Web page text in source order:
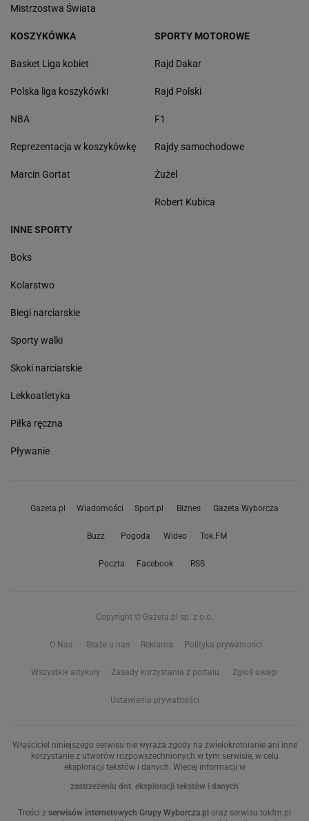
Mistrzostwa Świata
KOSZYKÓWKA
Basket Liga kobiet
Polska liga koszykówki
NBA
Reprezentacja w koszykówkę
Marcin Gortat
SPORTY MOTOROWE
Rajd Dakar
Rajd Polski
F1
Rajdy samochodowe
Żużel
Robert Kubica
INNE SPORTY
Boks
Kolarstwo
Biegi narciarskie
Sporty walki
Skoki narciarskie
Lekkoatletyka
Piłka ręczna
Pływanie
Gazeta.pl Wiadomości Sport.pl Biznes Gazeta Wyborcza
Buzz Pogoda Wideo Tok.FM
Poczta Facebook RSS
Copyright © Gazeta.pl sp. z o.o.
O Nas Staże u nas Reklama Polityka prywatności
Wszystkie artykuły Zasady korzystania z portalu Zgłoś uwagi
Ustawienia prywatności
Właściciel niniejszego serwisu nie wyraża zgody na zwielokrotnianie ani inne
korzystanie z utworów rozpowszechnionych w tym serwisie, w celu
eksploracji tekstów i danych. Więcej informacji w
zastrzeżeniu dot. eksploracji tekstów i danych
Treści z serwisów internetowych Grupy Wyborcza.pl oraz serwisu tokfm.pl